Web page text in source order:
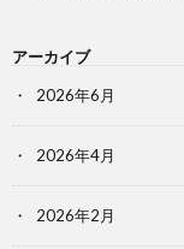
アーカイブ
2026年6月
2026年4月
2026年2月